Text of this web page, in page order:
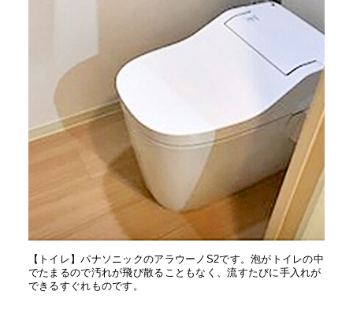
【トイレ】パナソニックのアラウーノS2です。泡がトイレの中
でたまるので汚れが飛び散ることもなく、流すたびに手入れが
できるすぐれものです。